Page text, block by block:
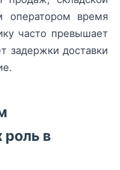
оператором время
часто превышает
задержки доставки
роль в